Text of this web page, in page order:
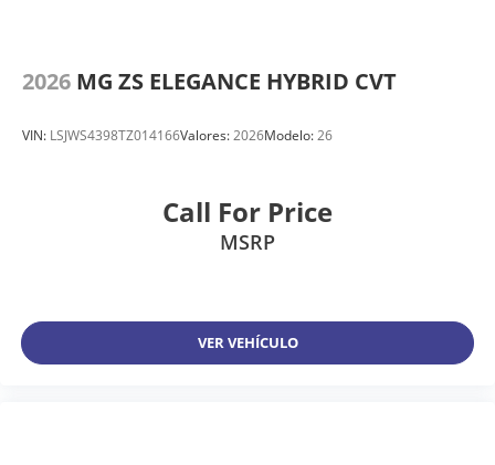
2026 MG ZS ELEGANCE HYBRID CVT
VIN: LSJWS4398TZ014166Valores:2026Modelo:26
Call For Price
MSRP
VER VEHÍCULO